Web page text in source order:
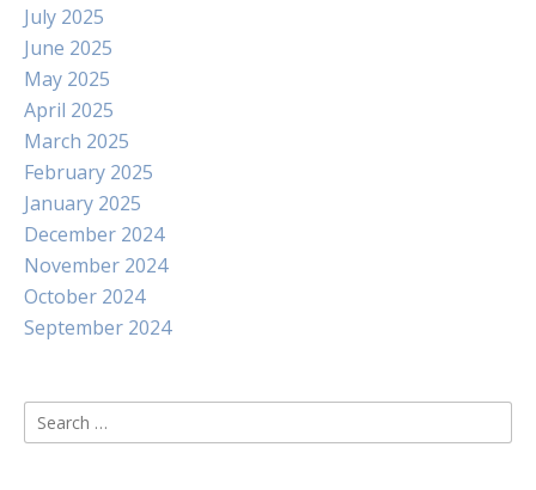
July 2025
June 2025
May 2025
April 2025
March 2025
February 2025
January 2025
December 2024
November 2024
October 2024
September 2024
Search
for: